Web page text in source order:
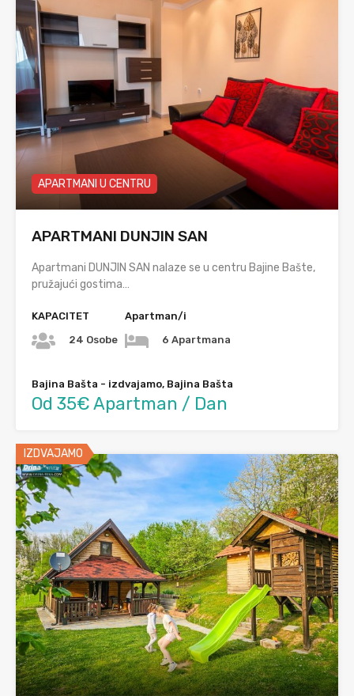
APARTMANI U CENTRU
APARTMANI DUNJIN SAN
Apartmani DUNJIN SAN nalaze se u centru Bajine Bašte,
pružajući gostima…
KAPACITET
24 Osobe
Apartman/i
6 Apartmana
Bajina Bašta - izdvajamo, Bajina Bašta
Od 35€ Apartman / Dan
IZDVAJAMO